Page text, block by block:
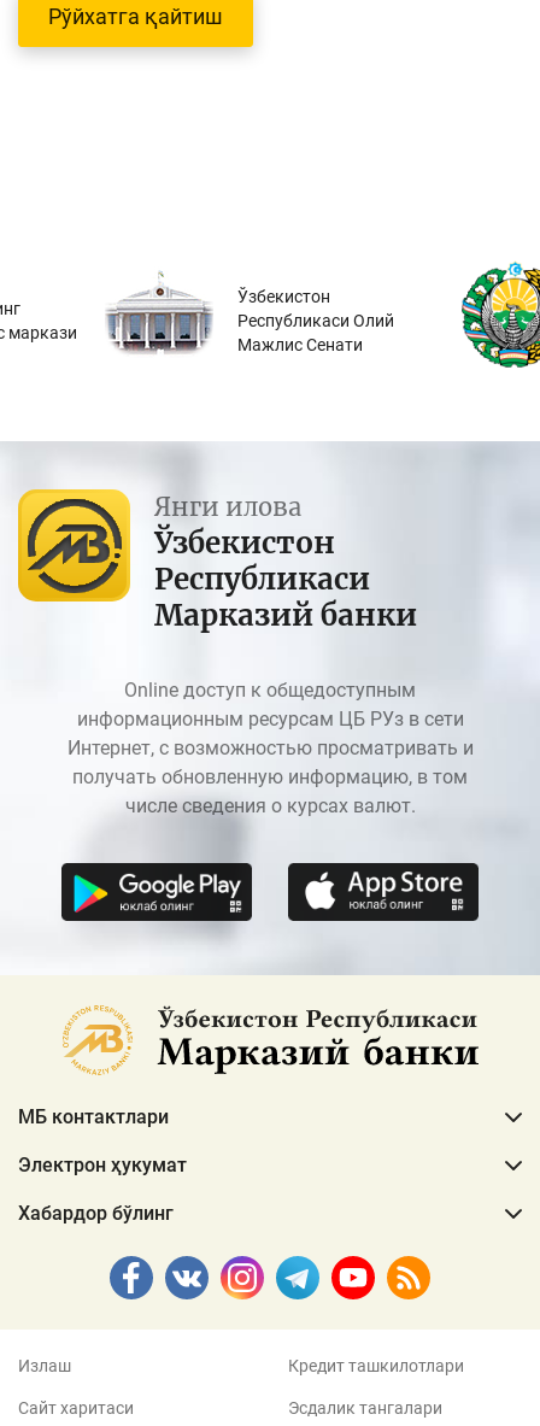
Рўйхатга қайтиш
маркази
Ўзбекистон
Республикаси Олий
Мажлис Сенати
Янги илова
Ўзбекистон
Республикаси
Марказий банки
Online доступ к общедоступным
информационным ресурсам ЦБ РУз в сети
Интернет, с возможностью просматривать и
получать обновленную информацию, в том
числе сведения о курсах валют.
МБ контактлари
Электрон ҳукумат
Хабардор бўлинг
Излаш
Сайт харитаси
Кредит ташкилотлари
Эсдалик тангалари